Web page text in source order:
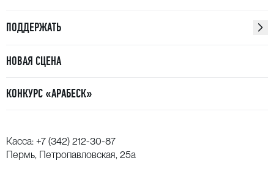
ПОДДЕРЖАТЬ
НОВАЯ СЦЕНА
КОНКУРС «АРАБЕСК»
Касса: +7 (342) 212-30-87
Пермь, Петропавловская, 25а